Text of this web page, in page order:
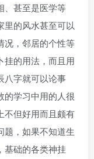
、甚至是医学等
里的风水甚至可以
况，邻居的个性等
挂的用法，而且用
八字就可以论事
的学习中用的人很
不但好用而且颇有
题，如果不知道生
基础的各类神挂